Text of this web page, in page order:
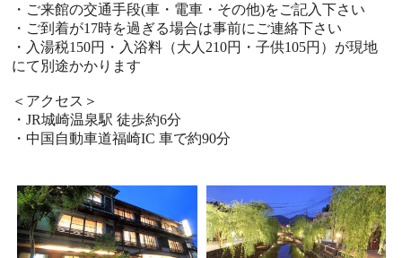
・ご来館の交通手段(車・電車・その他)をご記入下さい
・ご到着が17時を過ぎる場合は事前にご連絡下さい
・入湯税150円・入浴料（大人210円・子供105円）が現地
にて別途かかります
＜アクセス＞
・JR城崎温泉駅 徒歩約6分
・中国自動車道福崎IC 車で約90分